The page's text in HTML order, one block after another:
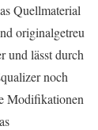
Quellmaterial
originalgetreu
und lässt durch
noch
Modifikationen